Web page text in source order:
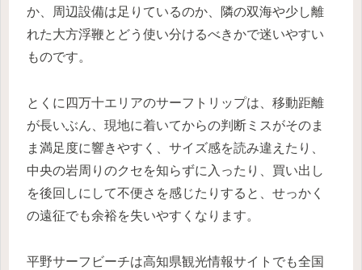
か、周辺設備は足りているのか、隣の双海や少し離
れた大方浮鞭とどう使い分けるべきかで迷いやすい
ものです。
とくに四万十エリアのサーフトリップは、移動距離
が長いぶん、現地に着いてからの判断ミスがそのま
ま満足度に響きやすく、サイズ感を読み違えたり、
中央の岩周りのクセを知らずに入ったり、買い出し
を後回しにして不便さを感じたりすると、せっかく
の遠征でも余裕を失いやすくなります。
平野サーフビーチは高知県観光情報サイトでも全国